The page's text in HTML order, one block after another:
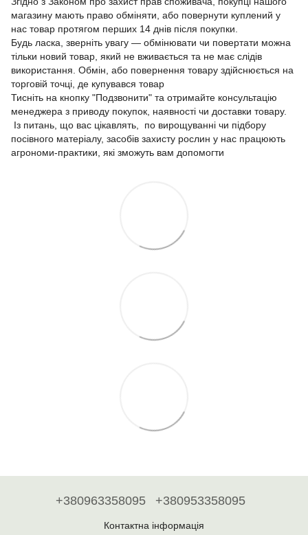
магазину мають право обміняти, або повернути куплений у
нас товар протягом перших 14 днів після покупки.
Будь ласка, зверніть увагу — обмінювати чи повертати можна
тільки новий товар, який не вживається та не має слідів
використання. Обмін, або повернення товару здійснюється на
торговій точці, де купувався товар
Тисніть на кнопку "Подзвонити" та отримайте консультацію
менеджера з приводу покупок, наявності чи доставки товару.
Із питань, що вас цікавлять, по вирощуванні чи підбору
посівного матеріалу, засобів захисту рослин у нас працюють
агрономи-практики, які зможуть вам допомогти
+380963358095 +380953358095
Контактна інформація